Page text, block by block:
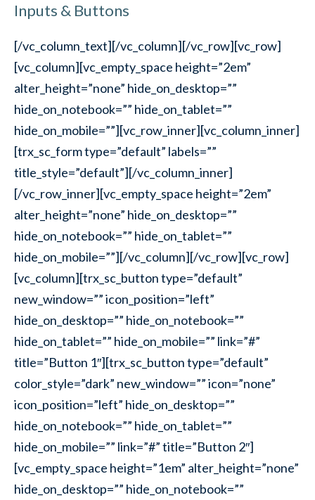
Inputs & Buttons
[/vc_column_text][/vc_column][/vc_row][vc_row]
[vc_column][vc_empty_space height=”2em”
alter_height=”none” hide_on_desktop=””
hide_on_notebook=”” hide_on_tablet=””
hide_on_mobile=””][vc_row_inner][vc_column_inner]
[trx_sc_form type=”default” labels=””
title_style=”default”][/vc_column_inner]
[/vc_row_inner][vc_empty_space height=”2em”
alter_height=”none” hide_on_desktop=””
hide_on_notebook=”” hide_on_tablet=””
hide_on_mobile=””][/vc_column][/vc_row][vc_row]
[vc_column][trx_sc_button type=”default”
new_window=”” icon_position=”left”
hide_on_desktop=”” hide_on_notebook=””
hide_on_tablet=”” hide_on_mobile=”” link=”#”
title=”Button 1″][trx_sc_button type=”default”
color_style=”dark” new_window=”” icon=”none”
icon_position=”left” hide_on_desktop=””
hide_on_notebook=”” hide_on_tablet=””
hide_on_mobile=”” link=”#” title=”Button 2″]
[vc_empty_space height=”1em” alter_height=”none”
hide_on_desktop=”” hide_on_notebook=””